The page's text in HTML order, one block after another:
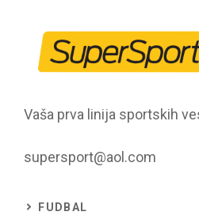
Vaša prva linija sportskih
supersport@aol.com
FUDBAL